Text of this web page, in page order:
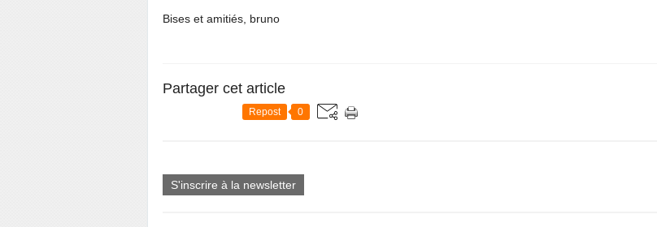
Bises et amitiés, bruno
Partager cet article
Repost 0
S'inscrire à la newsletter